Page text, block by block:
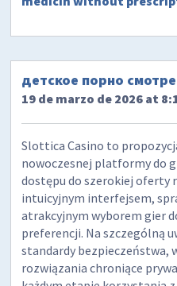
детское порно
19 de marzo de 2026 at
Slottica Casino to
nowoczesnej platformy do
dostępu do szerokiej oferty
intuicyjnym interfejsem,
atrakcyjnym wyborem gier
preferencji. Na szczególną
standardy bezpieczeństwa,
rozwiązania chroniące